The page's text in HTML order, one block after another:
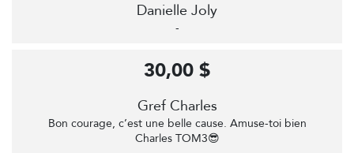
Danielle Joly
-
Gref Charles
Bon courage, c’est une belle cause. Amuse-toi bien
Charles TOM3😎
30,00 $